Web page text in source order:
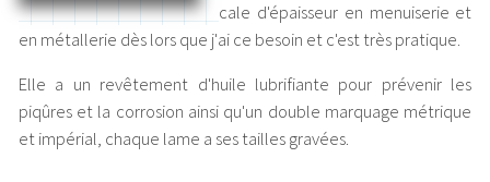
cale d'épaisseur en menuiserie et
en métallerie dès lors que j'ai ce besoin et c'est très pratique.
Elle a un revêtement d'huile lubrifiante pour prévenir les
piqûres et la corrosion ainsi qu'un double marquage métrique
et impérial, chaque lame a ses tailles gravées.